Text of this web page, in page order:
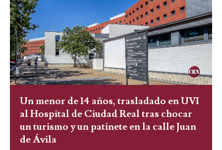
Un menor de 14 años, trasladado en UVI
al Hospital de Ciudad Real tras chocar
un turismo y un patinete en la calle Juan
de Ávila